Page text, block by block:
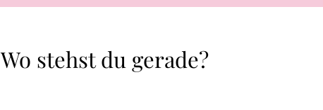
Wo stehst du gerade?